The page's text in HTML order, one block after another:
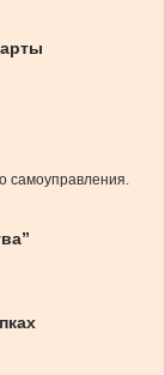
самоуправления.